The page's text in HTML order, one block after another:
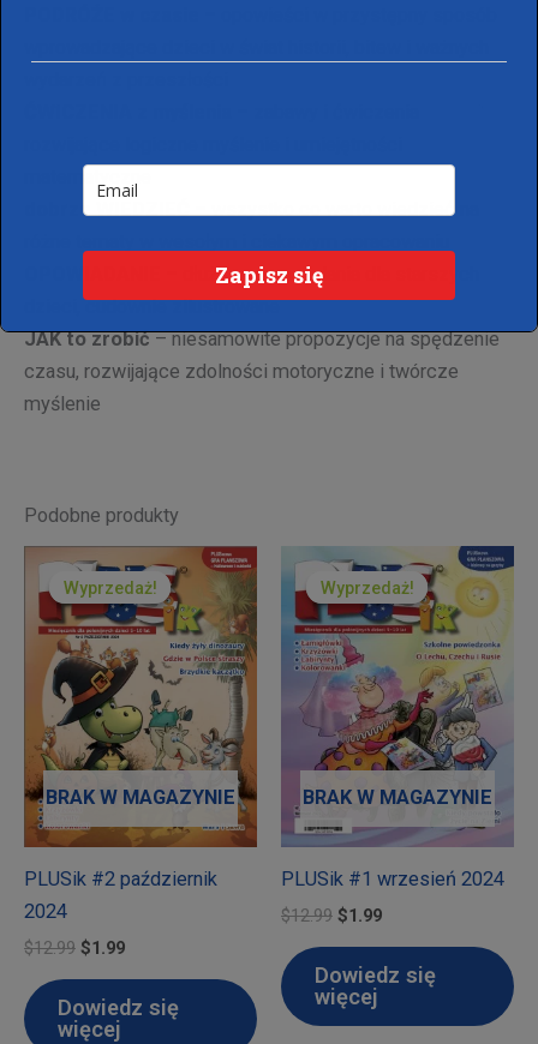
dobrze WIEDZIEĆ– wszystko co warto wiedzieć na
– dłuższe opowiadania dla starszych
dzieci, cudownie zilustrowane
JAK to zrobić– niesamowite propozycje na spędzenie
czasu, rozwijające zdolności motoryczne i twórcze
myślenie
Podobne produkty
Wyprzedaż!
BRAK W MAGAZYNIE
Wyprzedaż!
PLUSik #2 październik
2024
$12.99 Pierwotna
$12.99.
$1.99Aktualna
$1.99.
Dowiedz się
więcej
Wyprzedaż!
BRAK W MAGAZYNIE
Wyprzedaż!
PLUSik #1 wrzesień 2024
$12.99 Pierwotna
$12.99.
$1.99Aktualna
$1.99.
Dowiedz się
więcej
Zapisz się